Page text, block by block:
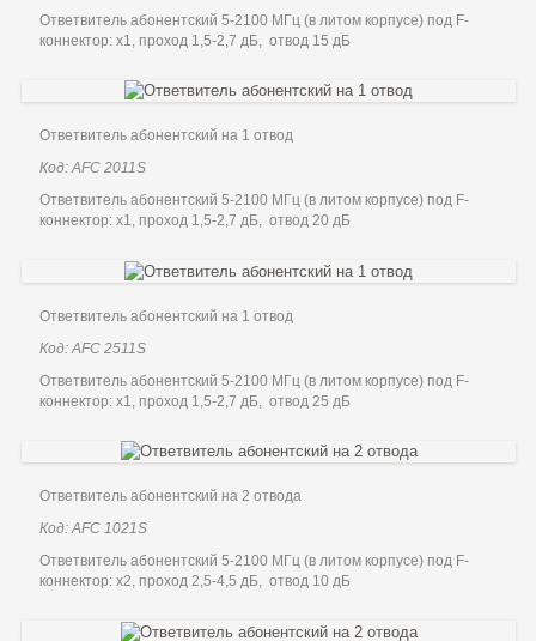
Ответвитель абонентский 5-2100 МГц (в литом корпусе) под F-
коннектор: x1, проход 1,5-2,7 дБ, отвод 15 дБ
Ответвитель абонентский на 1 отвод
Код: AFC 2011S
Ответвитель абонентский 5-2100 МГц (в литом корпусе) под F-
коннектор: x1, проход 1,5-2,7 дБ, отвод 20 дБ
Ответвитель абонентский на 1 отвод
Код: AFC 2511S
Ответвитель абонентский 5-2100 МГц (в литом корпусе) под F-
коннектор: x1, проход 1,5-2,7 дБ, отвод 25 дБ
Ответвитель абонентский на 2 отвода
Код: AFC 1021S
Ответвитель абонентский 5-2100 МГц (в литом корпусе) под F-
коннектор: x2, проход 2,5-4,5 дБ, отвод 10 дБ